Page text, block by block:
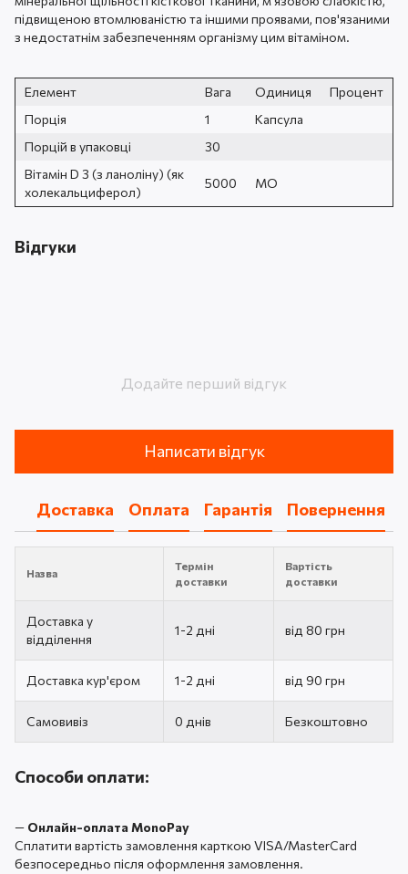
підвищеною втомлюваністю та іншими проявами, пов'язаними
з недостатнім забезпеченням організму цим вітаміном.
Елемент Вага Одиниця
Процент
Порція
1
Капсула
Порцій в упаковці
30
Вітамін D 3 (з ланоліну) (як
холекальциферол)
5000 МО
Відгуки
Додайте перший відгук
Написати відгук
Доставка Оплата Гарантія Повернення
Назва
Термін
доставки
Вартість
доставки
Доставка у
відділення
1-2 дні від 80 грн
Доставка кур'єром 1-2 дні від 90 грн
Самовивіз 0 днів Безкоштовно
Способи оплати:
— Онлайн-оплата MonoPay
Сплатити вартість замовлення карткою VISA/MasterCard
безпосередньо після оформлення замовлення.